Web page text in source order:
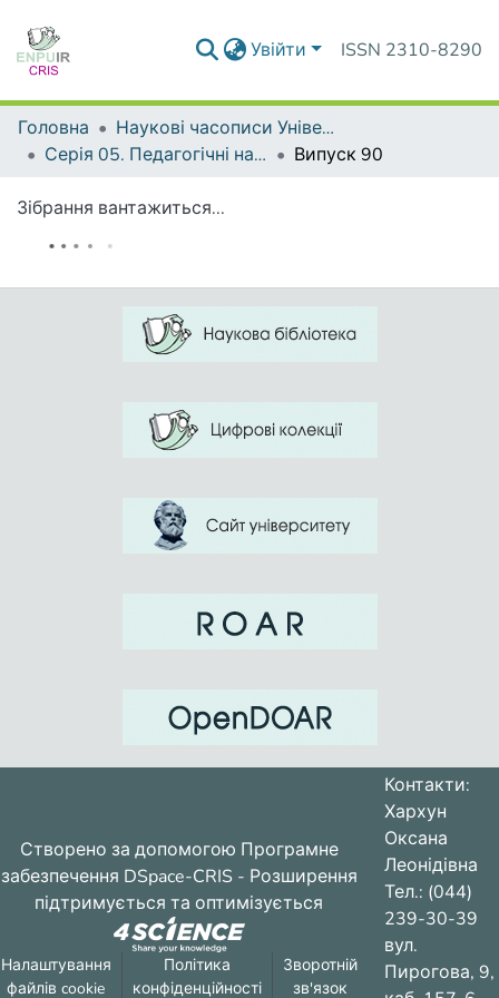
Увійти ISSN 2310-8290
Головна
Наукові часописи Університету
Серія 05. Педагогічні науки: реалії та перспективи
Випуск 90
Зібрання вантажиться...
Створено за допомогою Програмне
забезпечення DSpace-CRIS - Розширення
підтримується та оптимізується
Налаштування
файлів cookie
Політика
конфіденційності
Зворотній
зв'язок
Контакти:
Хархун
Оксана
Леонідівна
Тел.: (044)
239-30-39
вул.
Пирогова, 9,